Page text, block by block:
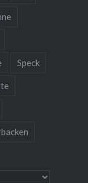
Speck